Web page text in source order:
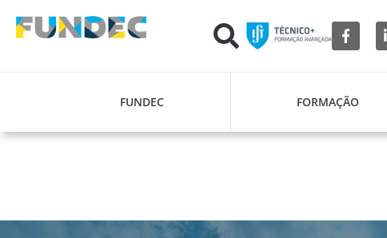
FUNDEC FORMAÇÃO